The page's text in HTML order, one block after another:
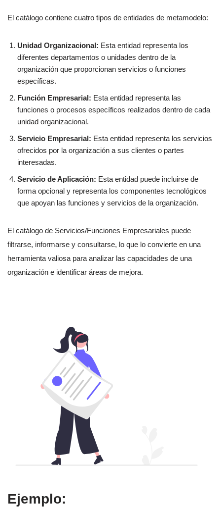
El catálogo contiene cuatro tipos de entidades de metamodelo:
Unidad Organizacional: Esta entidad representa los
diferentes departamentos o unidades dentro de la
organización que proporcionan servicios o funciones
específicas.
Función Empresarial: Esta entidad representa las
funciones o procesos específicos realizados dentro de cada
unidad organizacional.
Servicio Empresarial: Esta entidad representa los servicios
ofrecidos por la organización a sus clientes o partes
interesadas.
Servicio de Aplicación: Esta entidad puede incluirse de
forma opcional y representa los componentes tecnológicos
que apoyan las funciones y servicios de la organización.
El catálogo de Servicios/Funciones Empresariales puede
filtrarse, informarse y consultarse, lo que lo convierte en una
herramienta valiosa para analizar las capacidades de una
organización e identificar áreas de mejora.
Ejemplo: